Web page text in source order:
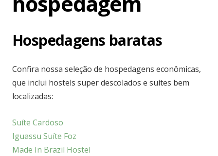
Hospedagens baratas
Confira nossa seleção de hospedagens econômicas,
que inclui hostels super descolados e suítes bem
localizadas:
Suíte Cardoso
Iguassu Suíte Foz
Made In Brazil Hostel